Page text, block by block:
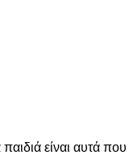
είναι αυτά